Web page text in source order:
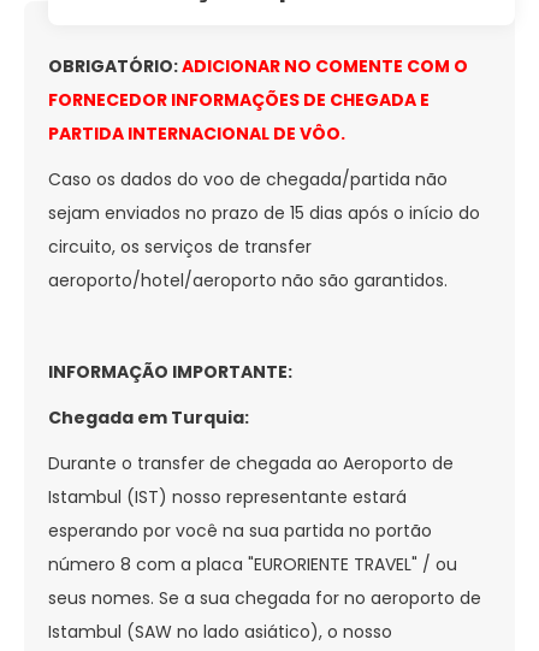
OBRIGATÓRIO:ADICIONAR NO COMENTE COM O
FORNECEDOR INFORMAÇÕES DE CHEGADA E
PARTIDA INTERNACIONAL DE VÔO.
Caso os dados do voo de chegada/partida não
sejam enviados no prazo de 15 dias após o início do
circuito, os serviços de transfer
aeroporto/hotel/aeroporto não são garantidos.
INFORMAÇÃO IMPORTANTE:
Chegada em Turquia:
Durante o transfer de chegada ao Aeroporto de
Istambul (IST) nosso representante estará
esperando por você na sua partida no portão
número 8 com a placa "EURORIENTE TRAVEL" / ou
seus nomes. Se a sua chegada for no aeroporto de
Istambul (SAW no lado asiático), o nosso